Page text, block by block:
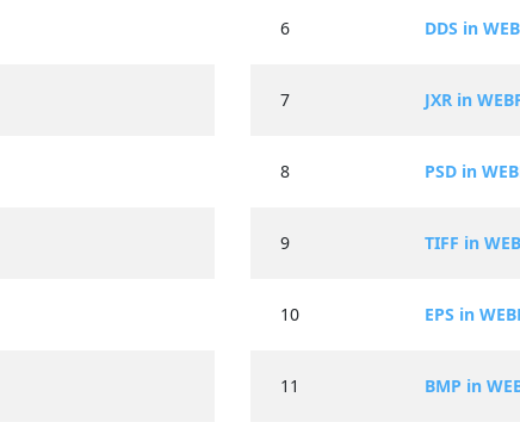
6 DDS in
7 JXR in
8 PSD in
9 TIFF in
10 EPS in
11 BMP in